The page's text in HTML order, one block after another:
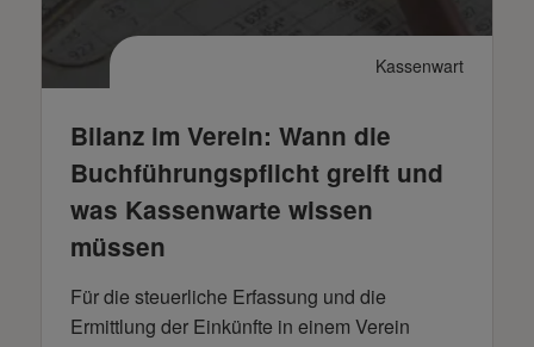
Kassenwart
Bilanz im Verein: Wann die
Buchführungspflicht greift und
was Kassenwarte wissen
müssen
Für die steuerliche Erfassung und die
Ermittlung der Einkünfte in einem Verein